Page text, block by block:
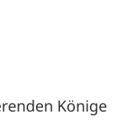
Könige